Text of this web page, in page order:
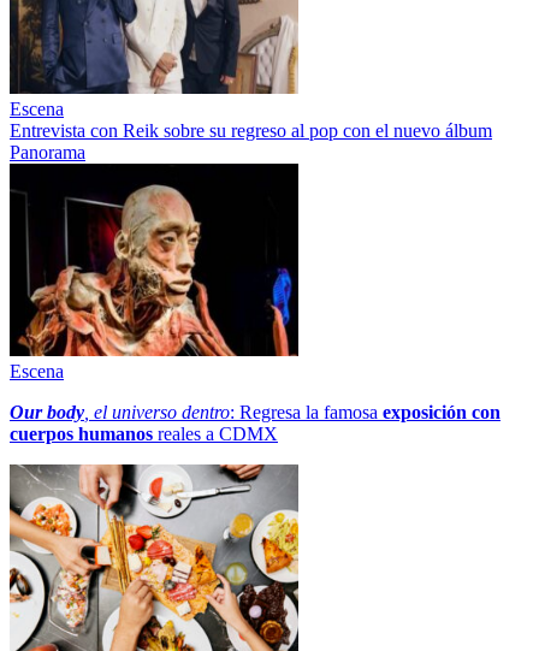
Escena
Entrevista con Reik sobre su regreso al pop con el nuevo álbum
Panorama
Escena
Our body, el universo dentro: Regresa la famosa exposición con
cuerpos humanos reales a CDMX